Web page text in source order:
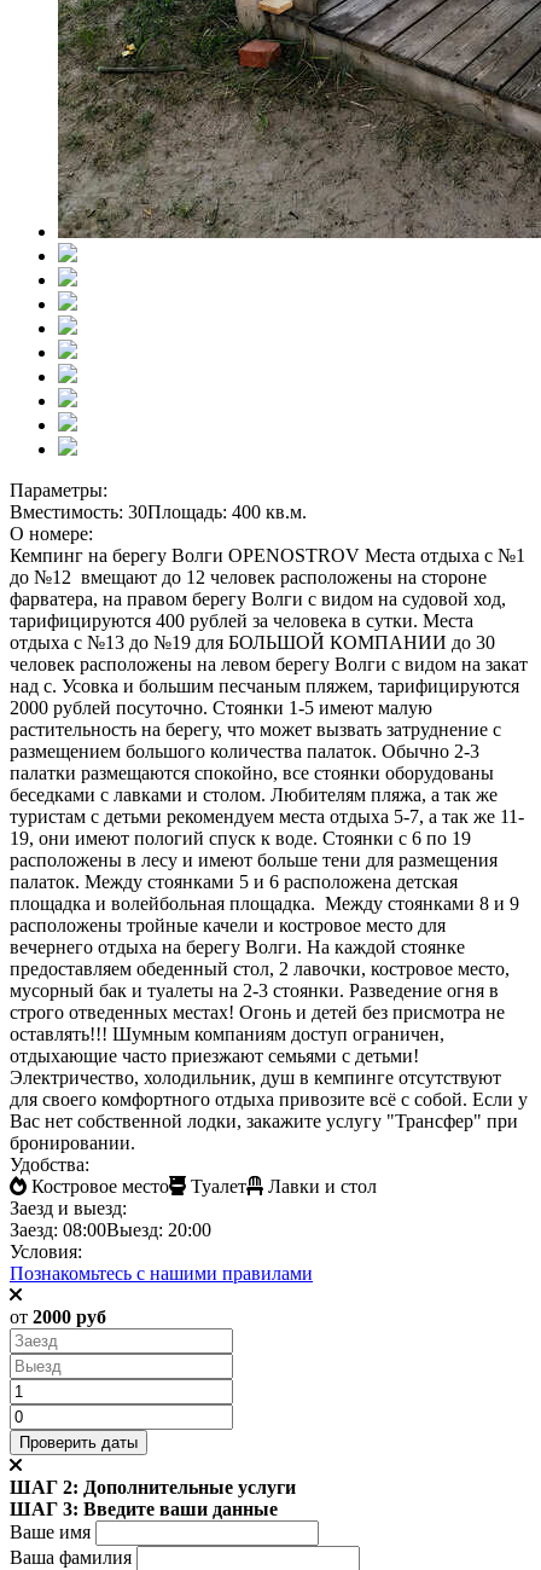
Параметры:
Вместимость: 30Площадь: 400 кв.м.
О номере:
Кемпинг на берегу Волги OPENOSTROV Места отдыха с №1
до №12 вмещают до 12 человек расположены на стороне
фарватера, на правом берегу Волги с видом на судовой ход,
тарифицируются 400 рублей за человека в сутки. Места
отдыха с №13 до №19 для БОЛЬШОЙ КОМПАНИИ до 30
человек расположены на левом берегу Волги с видом на закат
над с. Усовка и большим песчаным пляжем, тарифицируются
2000 рублей посуточно. Стоянки 1-5 имеют малую
растительность на берегу, что может вызвать затруднение с
размещением большого количества палаток. Обычно 2-3
палатки размещаются спокойно, все стоянки оборудованы
беседками с лавками и столом. Любителям пляжа, а так же
туристам с детьми рекомендуем места отдыха 5-7, а так же 11-
19, они имеют пологий спуск к воде. Стоянки с 6 по 19
расположены в лесу и имеют больше тени для размещения
палаток. Между стоянками 5 и 6 расположена детская
площадка и волейбольная площадка. Между стоянками 8 и 9
расположены тройные качели и костровое место для
вечернего отдыха на берегу Волги. На каждой стоянке
предоставляем обеденный стол, 2 лавочки, костровое место,
мусорный бак и туалеты на 2-3 стоянки. Разведение огня в
строго отведенных местах! Огонь и детей без присмотра не
оставлять!!! Шумным компаниям доступ ограничен,
отдыхающие часто приезжают семьями с детьми!
Электричество, холодильник, душ в кемпинге отсутствуют
для своего комфортного отдыха привозите всё с собой. Если у
Вас нет собственной лодки, закажите услугу "Трансфер" при
бронировании.
Удобства:
Костровое место
Туалет
Лавки и стол
Заезд и выезд:
Заезд: 08:00Выезд: 20:00
Условия:
Познакомьтесь с нашими правилами
от 2000 руб
ШАГ 2: Дополнительные услуги
ШАГ 3: Введите ваши данные
Ваше имя
Ваша фамилия